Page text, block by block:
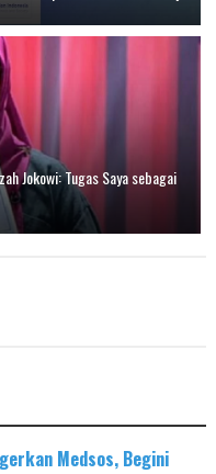
Jokowi: Tugas Saya sebagai
Medsos, Begini